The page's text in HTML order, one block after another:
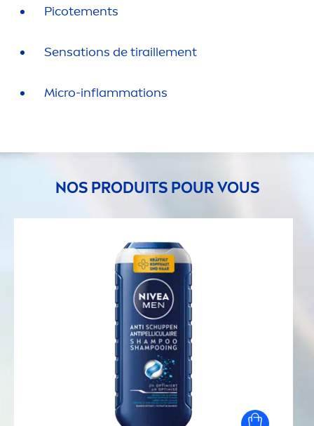
Picotements
Sensations de tiraillement
Micro-inflammations
NOS PRODUITS POUR VOUS